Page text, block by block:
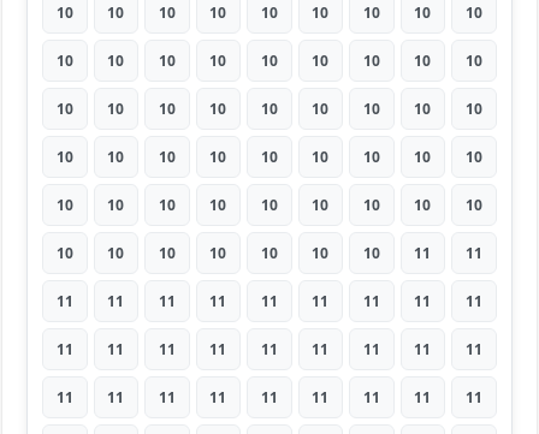
10 10 10 10 10 10 10 10 10
10 10 10 10 10 10 10 10 10
10 10 10 10 10 10 10 10 10
10 10 10 10 10 10 10 10 10
10 10 10 10 10 10 10 10 10
10 10 10 10 10 10 10 11 11
11 11 11 11 11 11 11 11 11
11 11 11 11 11 11 11 11 11
11 11 11 11 11 11 11 11 11